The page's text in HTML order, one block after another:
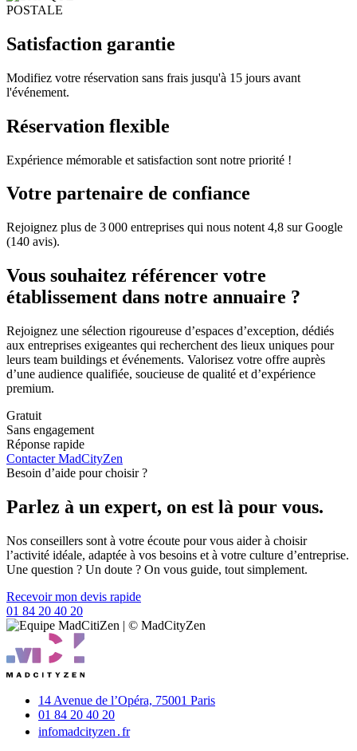
Satisfaction garantie
Modifiez votre réservation sans frais jusqu'à 15 jours avant
l'événement.
Réservation flexible
Expérience mémorable et satisfaction sont notre priorité !
Votre partenaire de confiance
Rejoignez plus de 3 000 entreprises qui nous notent 4,8 sur Google
(140 avis).
Vous souhaitez référencer votre
établissement dans notre annuaire ?
Rejoignez une sélection rigoureuse d’espaces d’exception, dédiés
aux entreprises exigeantes qui recherchent des lieux uniques pour
leurs team buildings et événements. Valorisez votre offre auprès
d’une audience qualifiée, soucieuse de qualité et d’expérience
premium.
Gratuit
Sans engagement
Réponse rapide
Contacter MadCityZen
Besoin d’aide pour choisir ?
Parlez à un expert, on est là pour vous.
Nos conseillers sont à votre écoute pour vous aider à choisir
l’activité idéale, adaptée à vos besoins et à votre culture d’entreprise.
Une question ? Un doute ? On vous guide, tout simplement.
Recevoir mon devis rapide
01 84 20 40 20
14 Avenue de l’Opéra, 75001 Paris
01 84 20 40 20
infomadcityzen․fr